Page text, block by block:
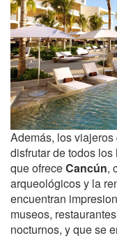
Además, los viajeros
disfrutar de todos
que ofreceCancún,
arqueológicos y la
encuentran
museos,
nocturnos, y que se